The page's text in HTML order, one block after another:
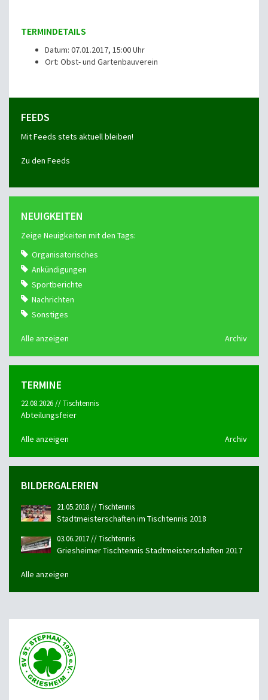
TERMINDETAILS
Datum: 07.01.2017, 15:00 Uhr
Ort: Obst- und Gartenbauverein
FEEDS
Mit Feeds stets aktuell bleiben!
Zu den Feeds
NEUIGKEITEN
Zeige Neuigkeiten mit den Tags:
Organisatorisches
Ankündigungen
Sportberichte
Nachrichten
Sonstiges
Alle anzeigen Archiv
TERMINE
22.08.2026 // Tischtennis
Abteilungsfeier
Alle anzeigen Archiv
BILDERGALERIEN
21.05.2018 // Tischtennis
Stadtmeisterschaften im Tischtennis 2018
03.06.2017 // Tischtennis
Griesheimer Tischtennis Stadtmeisterschaften 2017
Alle anzeigen